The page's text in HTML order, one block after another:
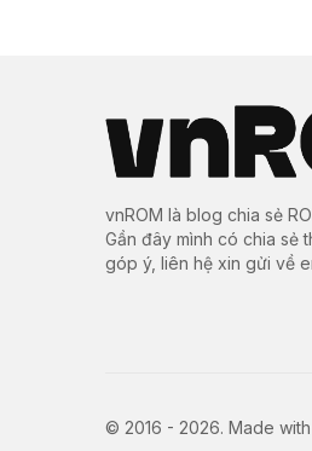
vnROM là blog chia sẻ
Gần đây mình có chia sẻ
góp ý, liên hệ xin gửi về
© 2016 - 2026. Made with